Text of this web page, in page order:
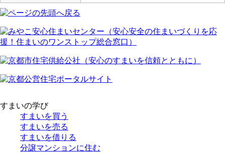
すまいの学び
すまいを買う
すまいを売る
すまいを借りる
分譲マンションに住む